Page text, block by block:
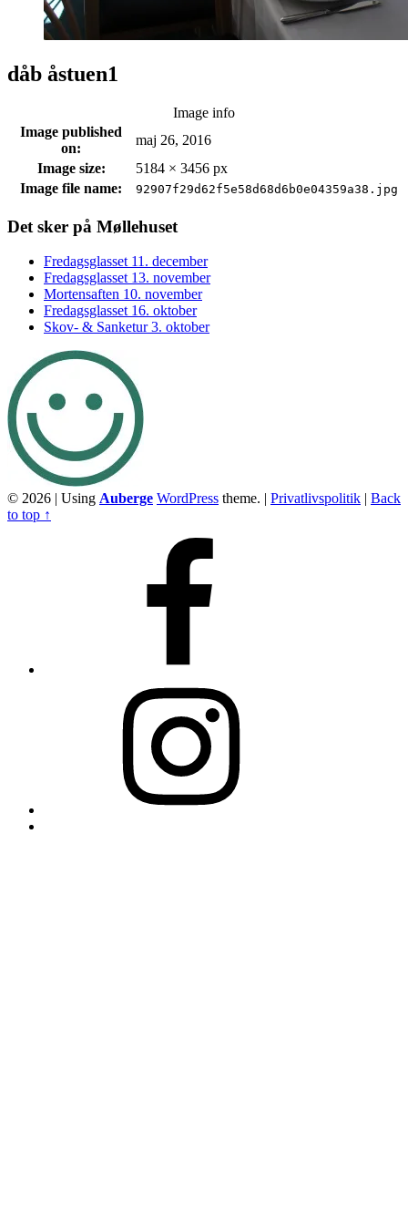
dåb åstuen1
Image info
Image published
on:
maj 26, 2016
Image size:
5184 × 3456 px
Image file name:
92907f29d62f5e58d68d6b0e04359a38.jpg
Footer
sidebar
Det sker på Møllehuset
Fredagsglasset 11. december
Fredagsglasset 13. november
Mortensaften 10. november
Fredagsglasset 16. oktober
Skov- & Sanketur 3. oktober
© 2026 | Using Auberge WordPress theme. | Privatlivspolitik | Back
to top ↑